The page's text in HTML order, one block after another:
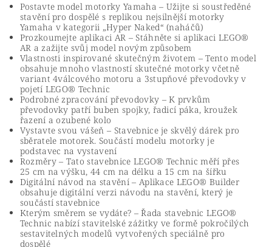
Postavte model motorky Yamaha – Užijte si soustředěné
stavění pro dospělé s replikou nejsilnější motorky
Yamaha v kategorii „Hyper Naked“ (naháčů)
Prozkoumejte aplikaci AR – Stáhněte si aplikaci LEGO®
AR a zažijte svůj model novým způsobem
Vlastnosti inspirované skutečným životem – Tento model
obsahuje mnoho vlastností skutečné motorky včetně
variant 4válcového motoru a 3stupňové převodovky v
pojetí LEGO® Technic
Podrobné zpracování převodovky – K prvkům
převodovky patří buben spojky, řadicí páka, kroužek
řazení a ozubené kolo
Vystavte svou vášeň – Stavebnice je skvělý dárek pro
sběratele motorek. Součástí modelu motorky je
podstavec na vystavení
Rozměry – Tato stavebnice LEGO® Technic měří přes
25 cm na výšku, 44 cm na délku a 15 cm na šířku
Digitální návod na stavění – Aplikace LEGO® Builder
obsahuje digitální verzi návodu na stavění, který je
součástí stavebnice
Kterým směrem se vydáte? – Řada stavebnic LEGO®
Technic nabízí stavitelské zážitky ve formě pokročilých
sestavitelných modelů vytvořených speciálně pro
dospělé